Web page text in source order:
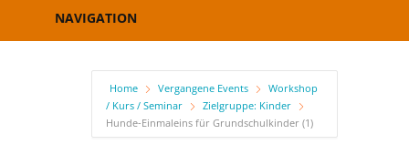
CoachingNAVIGATION
Home Vergangene Events
Workshop
/ Kurs / Seminar
Zielgruppe: Kinder
Hunde-Einmaleins für Grundschulkinder (1)